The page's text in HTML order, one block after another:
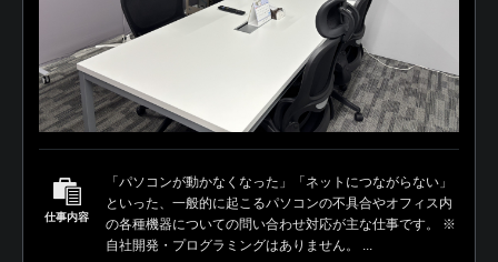
仕事内容
「パソコンが動かなくなった」「ネットにつながらない」
といった、一般的に起こるパソコンの不具合やオフィス内
の各種機器についての問い合わせ対応が主な仕事です。 ※
自社開発・プログラミングはありません。 ...